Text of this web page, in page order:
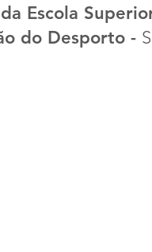
Escola
do Desporto -